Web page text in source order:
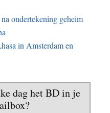
ondertekening geheim
in Amsterdam en
dag het BD in je